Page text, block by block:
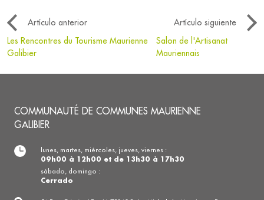
Artículo anterior
Artículo siguiente
Les Rencontres du Tourisme Maurienne
Galibier
Salon de l'Artisanat
Mauriennais
COMMUNAUTÉ DE COMMUNES MAURIENNE
GALIBIER
lunes, martes, miércoles, jueves, viernes :
09h00 à 12h00 et de 13h30 à 17h30
sábado, domingo :
Cerrado